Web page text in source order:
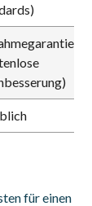
für einen